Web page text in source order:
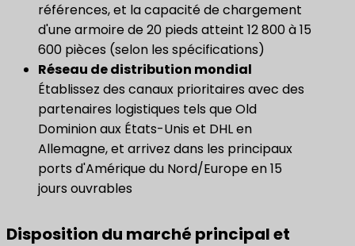
références, et la capacité de chargement
d'une armoire de 20 pieds atteint 12 800 à 15
600 pièces (selon les spécifications)
Réseau de distribution mondial
Établissez des canaux prioritaires avec des
partenaires logistiques tels que Old
Dominion aux États-Unis et DHL en
Allemagne, et arrivez dans les principaux
ports d'Amérique du Nord/Europe en 15
jours ouvrables
Disposition du marché principal et